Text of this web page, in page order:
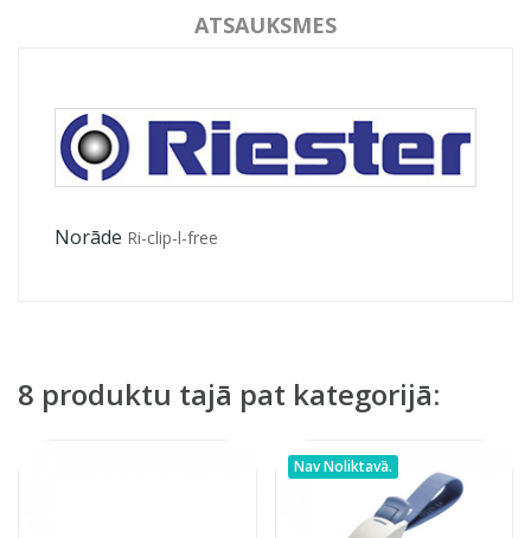
ATSAUKSMES
Norāde Ri-clip-l-free
8 produktu tajā pat kategorijā:
Nav Noliktavā.